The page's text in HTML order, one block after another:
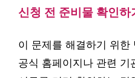
신청 전 준비물 확인하
이 문제를 해결하기 위한
공식 홈페이지나 관련 기